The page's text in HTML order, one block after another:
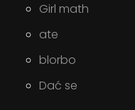
Girl math
ate
blorbo
Dać se